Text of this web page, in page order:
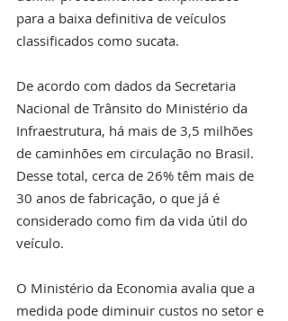
para a baixa definitiva de veículos
classificados como sucata.
De acordo com dados da Secretaria
Nacional de Trânsito do Ministério da
Infraestrutura, há mais de 3,5 milhões
de caminhões em circulação no Brasil.
Desse total, cerca de 26% têm mais de
30 anos de fabricação, o que já é
considerado como fim da vida útil do
veículo.
O Ministério da Economia avalia que a
medida pode diminuir custos no setor e